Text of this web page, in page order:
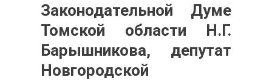
Законодательной Думе
Томской области Н.Г.
Барышникова, депутат
Новгородской